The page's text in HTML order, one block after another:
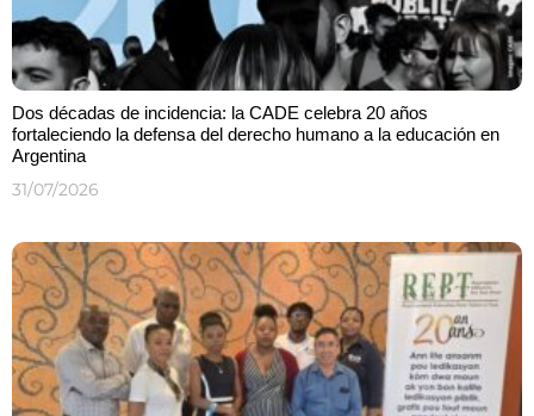
Dos décadas de incidencia: la CADE celebra 20 años
fortaleciendo la defensa del derecho humano a la educación en
Argentina
31/07/2026